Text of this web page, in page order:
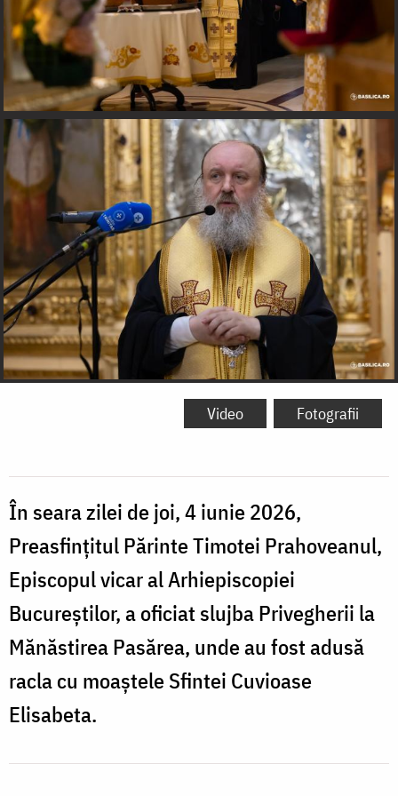
Video Fotografii
În seara zilei de joi, 4 iunie 2026,
Preasfințitul Părinte Timotei Prahoveanul,
Episcopul vicar al Arhiepiscopiei
Bucureștilor, a oficiat slujba Privegherii la
Mănăstirea Pasărea, unde au fost adusă
racla cu moaștele Sfintei Cuvioase
Elisabeta.